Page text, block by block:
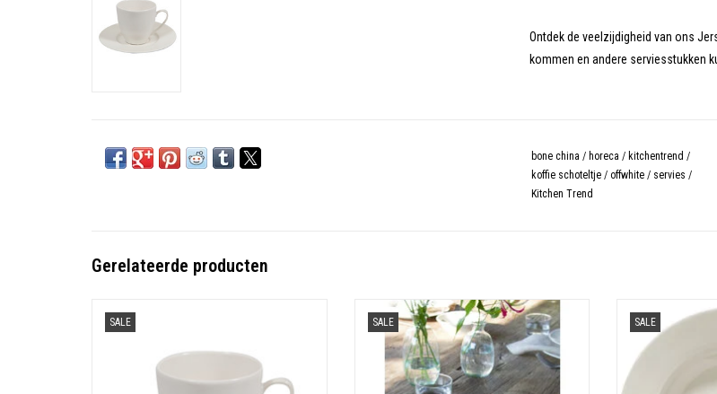
Ontdek de veelzijdigheid van ons
kommen en andere serviesstukken
bone china / horeca / kitchentrend /
koffie schoteltje / offwhite / servies /
Kitchen Trend
Gerelateerde producten
SALE SALE
Kom 16 cm Jersey offwhite
TOEVOEGEN AAN WINKELWAGEN
SALE
Ontbijtbord